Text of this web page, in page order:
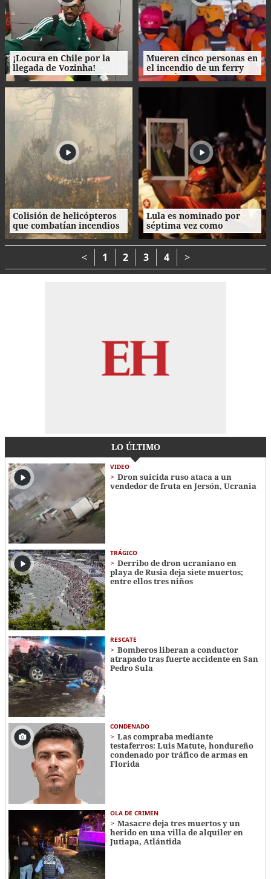
¡Locura en Chile por la
llegada de Vozinha!
Mueren cinco personas en
el incendio de un ferry
con más de 200 pasajeros
en Indonesia
Colisión de helicópteros
que combatían incendios
en Grecia deja dos
muertos
Lula es nominado por
séptima vez como
candidato presidencial en
Brasil
< 1 2 3 4 >
LO ÚLTIMO
VIDEO
Dron suicida ruso ataca a un
vendedor de fruta en Jersón, Ucrania
TRÁGICO
Derribo de dron ucraniano en
playa de Rusia deja siete muertos;
entre ellos tres niños
RESCATE
Bomberos liberan a conductor
atrapado tras fuerte accidente en San
Pedro Sula
CONDENADO
Las compraba mediante
testaferros: Luis Matute, hondureño
condenado por tráfico de armas en
Florida
OLA DE CRIMEN
Masacre deja tres muertos y un
herido en una villa de alquiler en
Jutiapa, Atlántida